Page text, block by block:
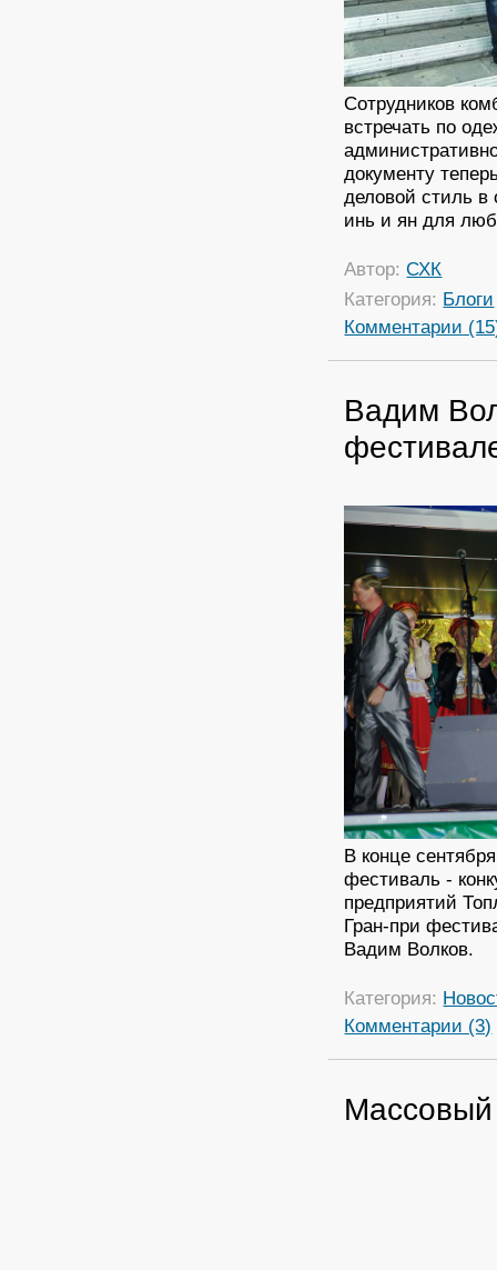
Сотрудников
встречать по
документу
деловой стиль
инь и ян для
Автор:СХК
Категория: Блоги
Комментарии
Вадим
В конце
фестиваль -
предприятий
Гран-при
Вадим Волков.
Категория:
Комментарии (3)
Массовый